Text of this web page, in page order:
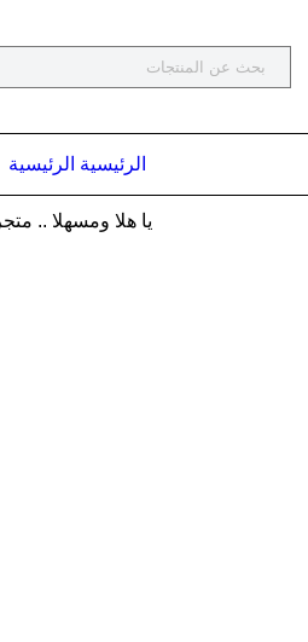
الرئيسية الرئيسية
يا هلا ومسهلا ..